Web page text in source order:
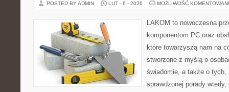
POSTED BY ADMIN LUT - 6 - 2026 MOŻLIWOŚĆ
LAKOM to nowoczesna
komponentom PC oraz
które towarzyszą nam na
stworzone z myślą o
świadomie, a także o tych,
sprawdzonej porady